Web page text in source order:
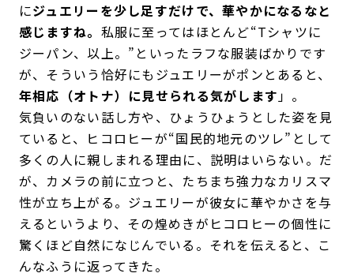
にジュエリーを少し足すだけで、華やかになるなと
感じますね。 私服に至ってはほとんど“Tシャツに
ジーパン、以上。”といったラフな服装ばかりです
が、そういう恰好にもジュエリーがポンとあると、
年相応（オトナ）に見せられる気がします」。
気負いのない話し方や、ひょうひょうとした姿を見
ていると、ヒコロヒーが“国民的地元のツレ”として
多くの人に親しまれる理由に、説明はいらない。だ
が、カメラの前に立つと、たちまち強力なカリスマ
性が立ち上がる。ジュエリーが彼女に華やかさを与
えるというより、その煌めきがヒコロヒーの個性に
驚くほど自然になじんでいる。それを伝えると、こ
んなふうに返ってきた。